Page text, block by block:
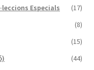
Especials
(17)
(8)
(15)
(44)